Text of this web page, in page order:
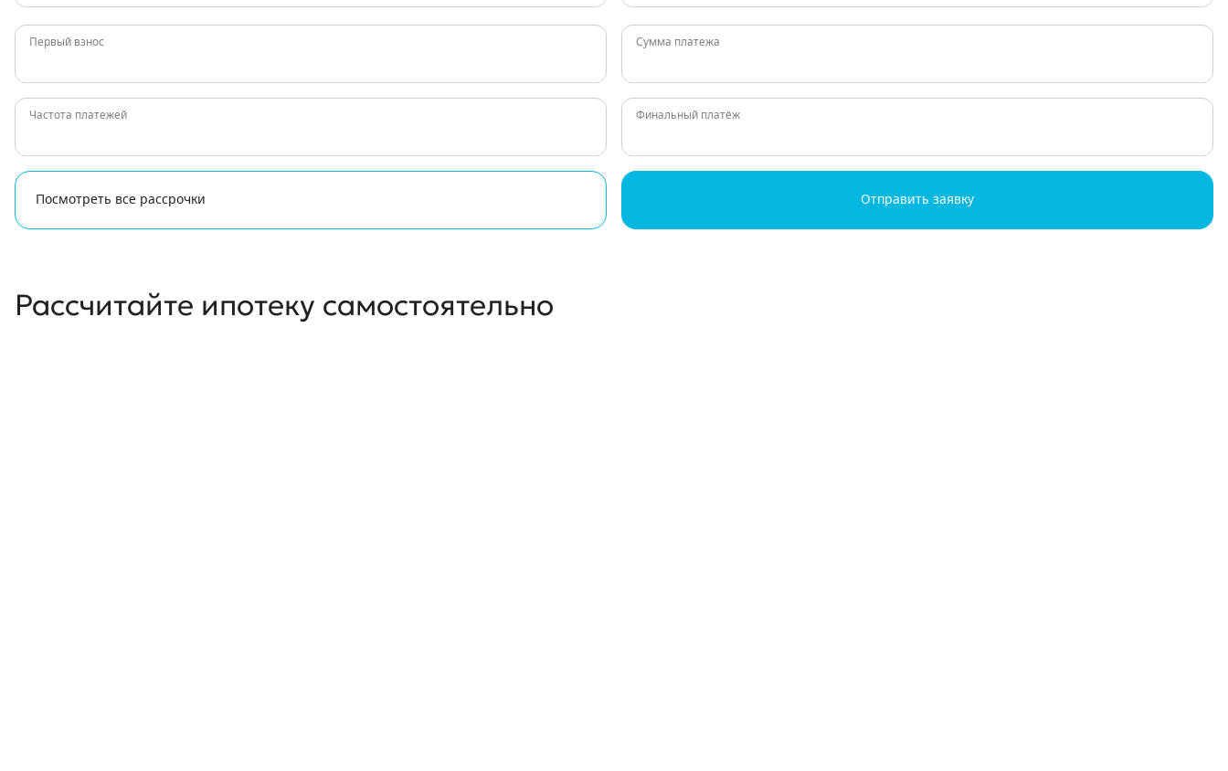
Первый взнос Сумма платежа
Частота платежей Финальный платёж
Посмотреть все рассрочки Отправить заявку
Рассчитайте ипотеку самостоятельно